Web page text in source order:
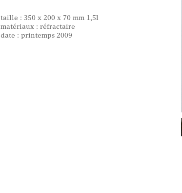
taille : 350 x 200 x 70 mm 1,5l
matériaux : réfractaire
date : printemps 2009